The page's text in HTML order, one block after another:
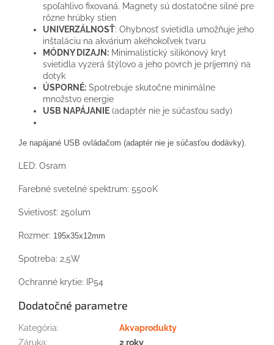
spoľahlivo fixovaná. Magnety sú dostatočne silné pre
rôzne hrúbky stien
UNIVERZÁLNOSŤ: Ohybnosť svietidla umožňuje jeho
inštaláciu na akvárium akéhokoľvek tvaru
MÓDNY DIZAJN: Minimalistický silikónový kryt
svietidla vyzerá štýlovo a jeho povrch je príjemný na
dotyk
ÚSPORNÉ: Spotrebuje skutočne minimálne
množstvo energie
USB NAPÁJANIE (adaptér nie je súčasťou sady)
Je napájané USB ovládačom (adaptér nie je súčasťou dodávky).
LED: Osram
Farebné svetelné spektrum: 5500K
Svietivosť: 250lum
Rozmer: 195x35x12mm
Spotreba: 2,5W
Ochranné krytie: IP54
Dodatočné parametre
Kategória:
Akvaprodukty
Záruka:
2 roky